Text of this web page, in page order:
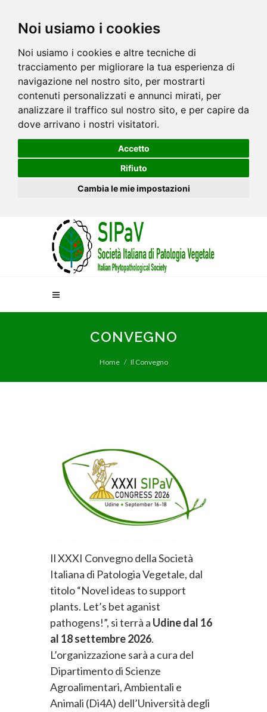
Noi usiamo i cookies
Noi usiamo i cookies e altre tecniche di
tracciamento per migliorare la tua esperienza di
navigazione nel nostro sito, per mostrarti
contenuti personalizzati e annunci mirati, per
analizzare il traffico sul nostro sito, e per capire da
dove arrivano i nostri visitatori.
Accetto
Rifiuto
Cambia le mie impostazioni
CONVEGNO
Home Il Convegno
Il XXXI Convegno della Società
Italiana di Patologia Vegetale, dal
titolo “Novel ideas to support
plants. Let’s bet aganist
pathogens!”, si terrà a Udine dal 16
al 18 settembre 2026.
L’organizzazione sarà a cura del
Dipartimento di Scienze
Agroalimentari, Ambientali e
Animali (Di4A) dell’Università degli